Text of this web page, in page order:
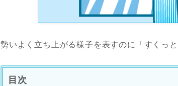
勢いよく立ち上がる様子を表すのに「すくっ
目次